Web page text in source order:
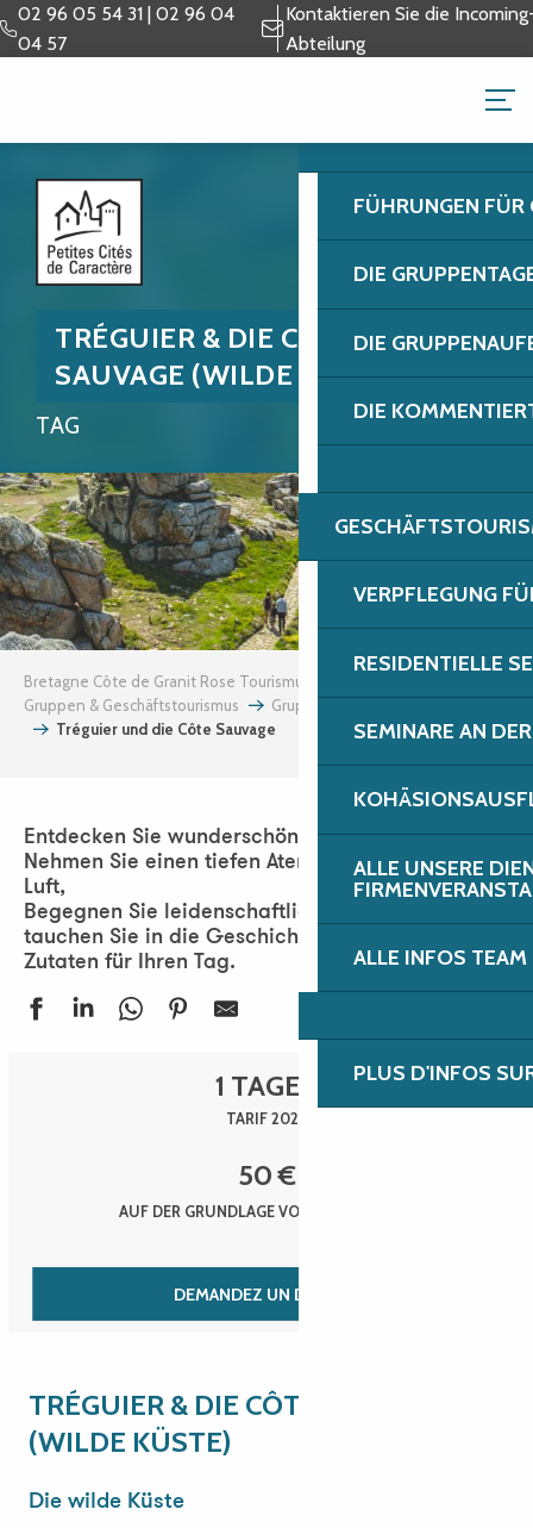
Aller
au
02 96 05 54 31 | 02 96 04
04 57
Kontaktieren Sie die
Abteilung
GRUPPEN &
FÜHRUNGEN FÜR
DIE
DIE
DIE
VERPFLEGUNG
RESIDENTIELLE
SEMINARE AN
ALLE UNSERE
ALLE INFOS
PLUS D'INFOS
TRÉGUIER & DIE CÔTE
SAUVAGE (WILDE KÜSTE)
TAG
Bretagne Côte de Granit Rose Tourismus
Gruppen & Geschäftstourismus
Gruppen
Tréguier und die Côte Sauvage
Entdecken Sie wunderschöne Landschaften,
Nehmen Sie einen tiefen Atemzug jodhaltiger
Luft,
Begegnen Sie leidenschaftlichen Menschen und
tauchen Sie in die Geschichte ein: Das sind die
Zutaten für Ihren Tag.
1 TAGES
TARIF 2025
50€
AUF DER GRUNDLAGE VON 50 PERSONEN
DEMANDEZ UN DEVIS
TRÉGUIER & DIE CÔTE SAUVAGE
(WILDE KÜSTE)
Die wilde Küste